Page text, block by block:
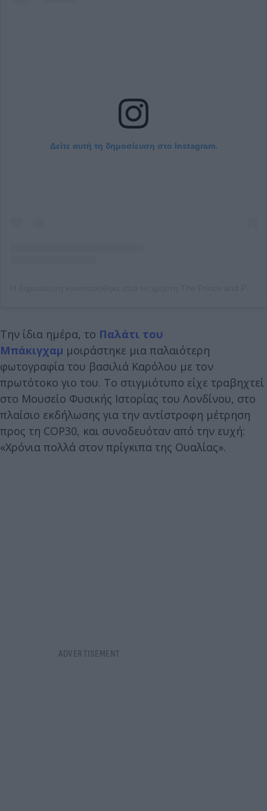
Δείτε αυτή τη δημοσίευση στο Instagram.
Την ίδια ημέρα, το Παλάτι του
Μπάκιγχαμ μοιράστηκε μια παλαιότερη
φωτογραφία του βασιλιά Καρόλου με τον
πρωτότοκο γιο του. Το στιγμιότυπο είχε τραβηχτεί
στο Μουσείο Φυσικής Ιστορίας του Λονδίνου, στο
πλαίσιο εκδήλωσης για την αντίστροφη μέτρηση
προς τη COP30, και συνοδευόταν από την ευχή:
«Χρόνια πολλά στον πρίγκιπα της Ουαλίας».